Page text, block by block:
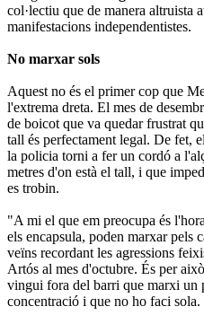
col·lectiu que de manera altruista
manifestacions independentistes.
No marxar sols
Aquest no és el primer cop que
l'extrema dreta. El mes de
de boicot que va quedar frustrat
tall és perfectament legal. De fet,
la policia torni a fer un cordó a
metres d'on està el tall, i que
es trobin.
"A mi el que em preocupa és
els encapsula, poden marxar pels
veïns recordant les agressions
Artós al mes d'octubre. És per
vingui fora del barri que marxi un
concentració i que no ho faci sola.